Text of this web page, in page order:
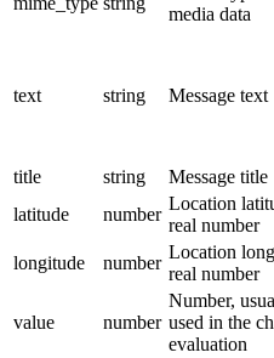
media data
text string Message text
title
string Message title
latitude
number
Location
real number
longitude
number
Location
real number
value number
Number,
used in the
evaluation